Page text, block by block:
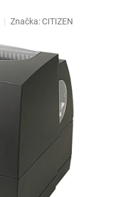
Značka:CITIZEN